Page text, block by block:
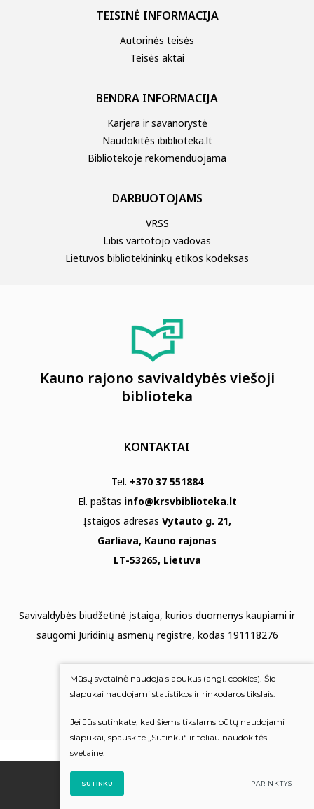
TEISINĖ INFORMACIJA
Autorinės teisės
Teisės aktai
BENDRA INFORMACIJA
Karjera ir savanorystė
Naudokitės ibiblioteka.lt
Bibliotekoje rekomenduojama
DARBUOTOJAMS
VRSS
Libis vartotojo vadovas
Lietuvos bibliotekininkų etikos kodeksas
Kauno rajono savivaldybės viešoji
biblioteka
KONTAKTAI
Tel. +370 37 551884
El. paštas info@krsvbiblioteka.lt
Įstaigos adresas Vytauto g. 21,
Garliava, Kauno rajonas
LT-53265, Lietuva
Savivaldybės biudžetinė įstaiga, kurios duomenys kaupiami ir
saugomi Juridinių asmenų registre, kodas 191118276
Duomenų apsauga
Mums rūpi Jūsų nuomonė
Įvertinkite mus
© 2022 Visos teisės saugomos
Sukūrė:
Mūsų svetainė naudoja slapukus (angl. cookies). Šie
slapukai naudojami statistikos ir rinkodaros tikslais.
Jei Jūs sutinkate, kad šiems tikslams būtų naudojami
slapukai, spauskite „Sutinku“ ir toliau naudokitės
svetaine.
SUTINKU PARINKTYS